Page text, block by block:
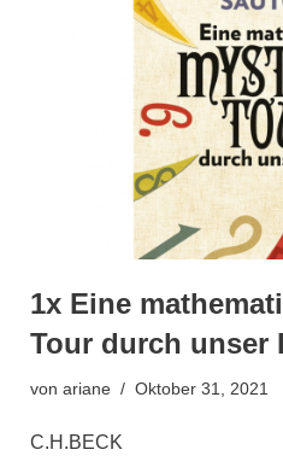
1x Eine
Tour durch unser
von ariane Oktober 31, 2021
C.H.BECK